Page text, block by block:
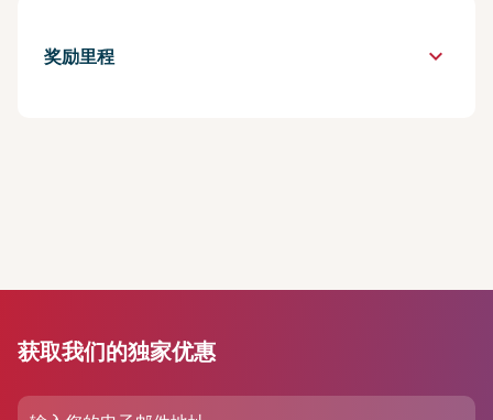
奖励里程 keyboard_arrow_down
获取我们的独家优惠